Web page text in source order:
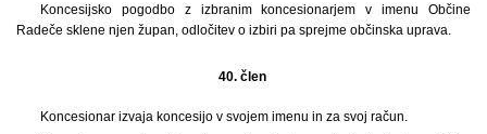
Koncesijsko pogodbo z izbranim koncesionarjem v imenu Občine
Radeče sklene njen župan, odločitev o izbiri pa sprejme občinska uprava.
40. člen
Koncesionar izvaja koncesijo v svojem imenu in za svoj račun.